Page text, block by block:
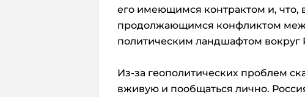
его имеющимся контрактом и, что,
продолжающимся конфликтом
политическим ландшафтом вокруг
Из-за геополитических проблем
вживую и пообщаться лично.